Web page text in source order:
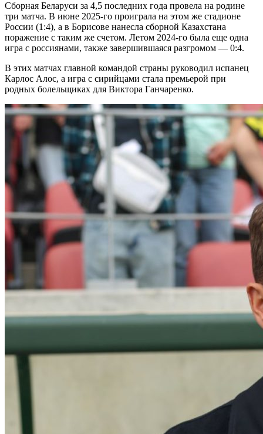
Сборная Беларуси за 4,5 последних года провела на родине
три матча. В июне 2025-го проиграла на этом же стадионе
России (1:4), а в Борисове нанесла сборной Казахстана
поражение с таким же счетом. Летом 2024-го была еще одна
игра с россиянами, также завершившаяся разгромом — 0:4.
В этих матчах главной командой страны руководил испанец
Карлос Алос, а игра с сирийцами стала премьерой при
родных болельщиках для Виктора Ганчаренко.